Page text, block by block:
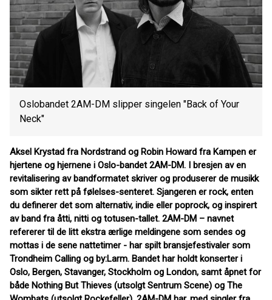
Oslobandet 2AM-DM slipper singelen "Back of Your
Neck"
Aksel Krystad fra Nordstrand og Robin Howard fra Kampen er
hjertene og hjernene i Oslo-bandet 2AM-DM. I bresjen av en
revitalisering av bandformatet skriver og produserer de musikk
som sikter rett på følelses-senteret. Sjangeren er rock, enten
du definerer det som alternativ, indie eller poprock, og inspirert
av band fra åtti, nitti og totusen-tallet. 2AM-DM – navnet
refererer til de litt ekstra ærlige meldingene som sendes og
mottas i de sene nattetimer - har spilt bransjefestivaler som
Trondheim Calling og by:Larm. Bandet har holdt konserter i
Oslo, Bergen, Stavanger, Stockholm og London, samt åpnet for
både Nothing But Thieves (utsolgt Sentrum Scene) og The